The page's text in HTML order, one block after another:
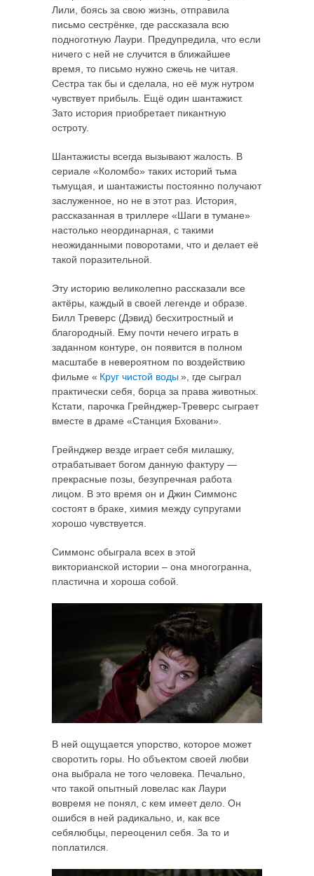
Лили, боясь за свою жизнь, отправила
письмо сестрёнке, где рассказала всю
подноготную Лаури. Предупредила, что если
ничего с ней не случится в ближайшее
время, то письмо нужно сжечь не читая.
Сестра так бы и сделала, но её муж нутром
чувствует прибыль. Ещё один шантажист.
Зато история приобретает пикантную
остроту.
Шантажисты всегда вызывают жалость. В
сериале «Коломбо» таких историй тьма
тьмущая, и шантажисты постоянно получают
заслуженное, но не в этот раз. История,
рассказанная в триллере «Шаги в тумане»
настолько неординарная, с такими
неожиданными поворотами, что и делает её
такой поразительной.
Эту историю великолепно рассказали все
актёры, каждый в своей легенде и образе.
Билл Треверс (Дэвид) бесхитростный и
благородный. Ему почти нечего играть в
заданном контуре, он появится в полном
масштабе в невероятном по воздействию
фильме « Круг чистой воды», где сыграл
практически себя, борца за права животных.
Кстати, парочка Грейнджер-Треверс сыграет
вместе в драме «Станция Бховани».
Грейнджер везде играет себя милашку,
отрабатывает богом данную фактуру —
прекрасные позы, безупречная работа
лицом. В это время он и Джин Симмонс
состоят в браке, химия между супругами
хорошо чувствуется.
Симмонс обыграла всех в этой
викторианской истории – она многогранна,
пластична и хороша собой.
В ней ощущается упорство, которое может
своротить горы. Но объектом своей любви
она выбрала не того человека. Печально,
что такой опытный ловелас как Лаури
вовремя не понял, с кем имеет дело. Он
ошибся в ней радикально, и, как все
себялюбцы, переоценил себя. За то и
поплатился.